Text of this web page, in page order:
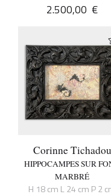
2.500,00 €
Corinne Tichadou
HIPPOCAMPES SUR
MARBRÉ
H 18 cm L 24 cm P 2